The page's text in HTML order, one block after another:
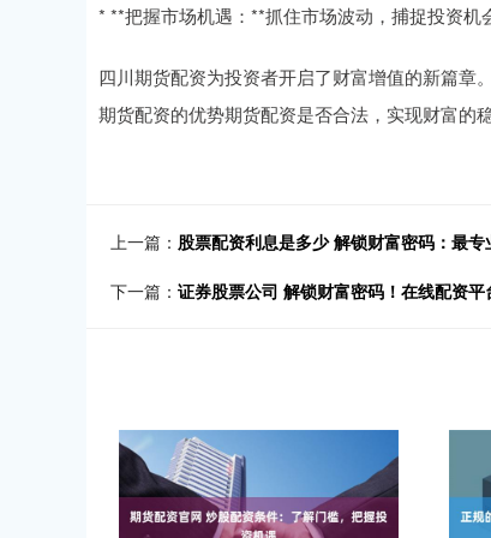
* **把握市场机遇：**抓住市场波动，捕捉投资机
四川期货配资为投资者开启了财富增值的新篇章
期货配资的优势期货配资是否合法，实现财富的稳
上一篇： 股票配资利息是多少 解锁财富密码：最
下一篇： 证券股票公司 解锁财富密码！在线配资